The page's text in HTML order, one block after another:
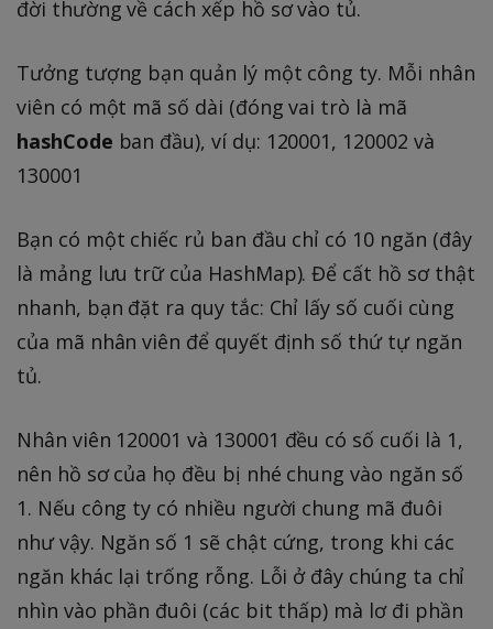
đời thường về cách xếp hồ sơ vào tủ.
Tưởng tượng bạn quản lý một công ty. Mỗi nhân
viên có một mã số dài (đóng vai trò là mã
hashCode ban đầu), ví dụ: 120001, 120002 và
130001
Bạn có một chiếc rủ ban đầu chỉ có 10 ngăn (đây
là mảng lưu trữ của HashMap). Để cất hồ sơ thật
nhanh, bạn đặt ra quy tắc: Chỉ lấy số cuối cùng
của mã nhân viên để quyết định số thứ tự ngăn
tủ.
Nhân viên 120001 và 130001 đều có số cuối là 1,
nên hồ sơ của họ đều bị nhé chung vào ngăn số
1. Nếu công ty có nhiều người chung mã đuôi
như vậy. Ngăn số 1 sẽ chật cứng, trong khi các
ngăn khác lại trống rỗng. Lỗi ở đây chúng ta chỉ
nhìn vào phần đuôi (các bit thấp) mà lơ đi phần